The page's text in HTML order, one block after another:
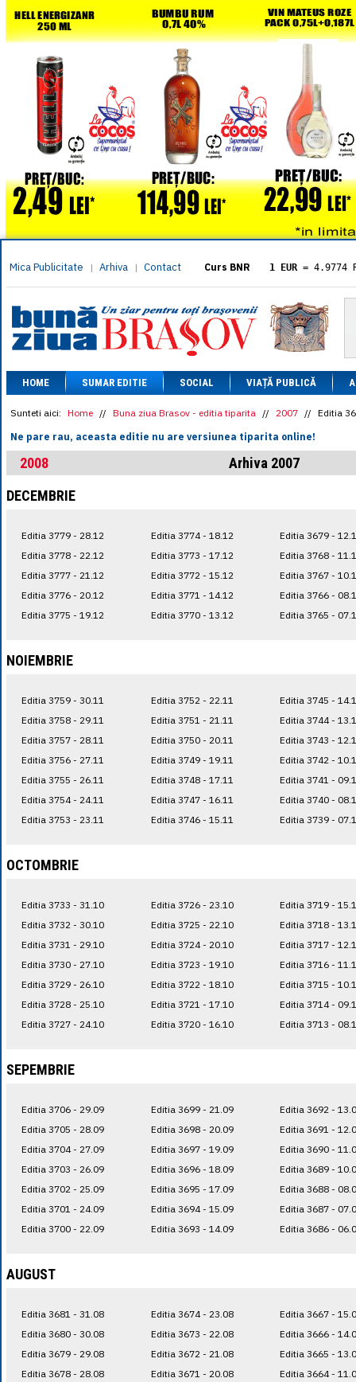
Mica Publicitate | Arhiva | Contact Curs BNR 1 EUR = 4.9774
= 5.8304
1 XAU= 464.4611
1 AED= 1.1933
1 AUD= 2.7957
1 BGN= 2.5449
1 CAD= 3.1559
1 CHF= 5.2813
1 CNY= 0.6015
1 DKK= 0.6668
1 EGP= 0.0860
1 HUF= 1.2223
1 MXN= 0.2227
1 NOK= 0.4191
1 RSD= 0.0425
1 RUB= 0.0530
HOME SUMAR EDITIE SOCIAL VIAȚĂ PUBLICĂ
Sunteti aici: Home // Buna ziua Brasov - editia tiparita // 2007 // Editia
Ne pare rau, aceasta editie nu are versiunea tiparita online!
2008
Arhiva 2007
DECEMBRIE
Editia 3779 - 28.12
Editia 3778 - 22.12
Editia 3777 - 21.12
Editia 3776 - 20.12
Editia 3775 - 19.12
Editia 3774 - 18.12
Editia 3773 - 17.12
Editia 3772 - 15.12
Editia 3771 - 14.12
Editia 3770 - 13.12
Editia 3679 -
Editia 3768 -
Editia 3767 -
Editia 3766 -
Editia 3765 -
NOIEMBRIE
Editia 3759 - 30.11
Editia 3758 - 29.11
Editia 3757 - 28.11
Editia 3756 - 27.11
Editia 3755 - 26.11
Editia 3754 - 24.11
Editia 3753 - 23.11
Editia 3752 - 22.11
Editia 3751 - 21.11
Editia 3750 - 20.11
Editia 3749 - 19.11
Editia 3748 - 17.11
Editia 3747 - 16.11
Editia 3746 - 15.11
Editia 3745 -
Editia 3744 -
Editia 3743 -
Editia 3742 -
Editia 3741 -
Editia 3740 -
Editia 3739 -
OCTOMBRIE
Editia 3733 - 31.10
Editia 3732 - 30.10
Editia 3731 - 29.10
Editia 3730 - 27.10
Editia 3729 - 26.10
Editia 3728 - 25.10
Editia 3727 - 24.10
Editia 3726 - 23.10
Editia 3725 - 22.10
Editia 3724 - 20.10
Editia 3723 - 19.10
Editia 3722 - 18.10
Editia 3721 - 17.10
Editia 3720 - 16.10
Editia 3719 -
Editia 3718 -
Editia 3717 -
Editia 3716 -
Editia 3715 -
Editia 3714 -
Editia 3713 -
SEPEMBRIE
Editia 3706 - 29.09
Editia 3705 - 28.09
Editia 3704 - 27.09
Editia 3703 - 26.09
Editia 3702 - 25.09
Editia 3701 - 24.09
Editia 3700 - 22.09
Editia 3699 - 21.09
Editia 3698 - 20.09
Editia 3697 - 19.09
Editia 3696 - 18.09
Editia 3695 - 17.09
Editia 3694 - 15.09
Editia 3693 - 14.09
Editia 3692 -
Editia 3691 -
Editia 3690 -
Editia 3689 -
Editia 3688 -
Editia 3687 -
Editia 3686 -
AUGUST
Editia 3681 - 31.08
Editia 3680 - 30.08
Editia 3679 - 29.08
Editia 3678 - 28.08
Editia 3674 - 23.08
Editia 3673 - 22.08
Editia 3672 - 21.08
Editia 3671 - 20.08
Editia 3667 -
Editia 3666 -
Editia 3665 -
Editia 3664 -